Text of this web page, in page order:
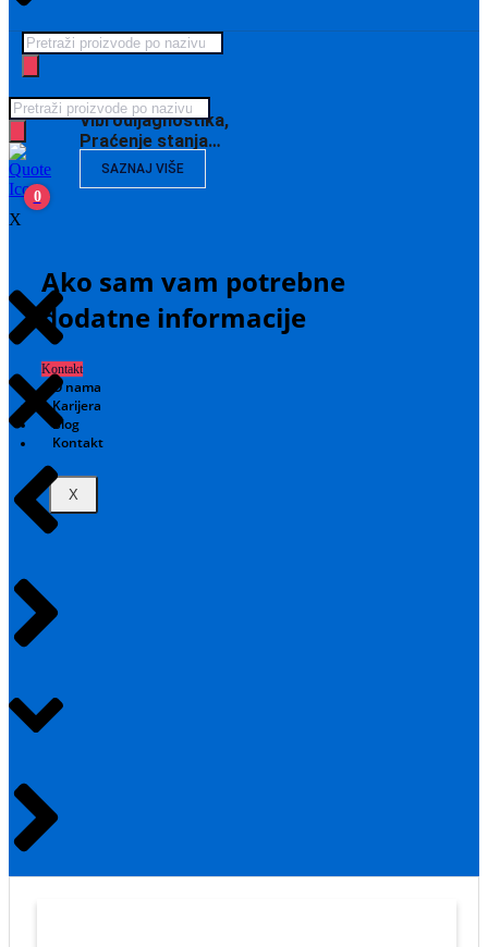
Vibrodijagnostika,
Praćenje stanja…
SAZNAJ VIŠE
Ako sam vam potrebne
dodatne informacije
Kontakt
O nama
Karijera
Blog
Kontakt
X
Products
search
Products
search
0
X